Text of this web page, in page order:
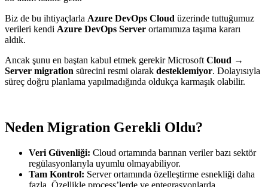
Biz de bu ihtiyaçlarla Azure DevOps Cloud üzerinde tuttuğumuz
verileri kendi Azure DevOps Server ortamımıza taşıma kararı
aldık.
Ancak şunu en baştan kabul etmek gerekir Microsoft Cloud →
Server migration sürecini resmi olarak desteklemiyor. Dolayısıyla
süreç doğru planlama yapılmadığında oldukça karmaşık olabilir.
Neden Migration Gerekli Oldu?
Veri Güvenliği: Cloud ortamında barınan veriler bazı sektör
regülasyonlarıyla uyumlu olmayabiliyor.
Tam Kontrol: Server ortamında özelleştirme esnekliği daha
fazla. Özellikle process’lerde ve entegrasyonlarda.